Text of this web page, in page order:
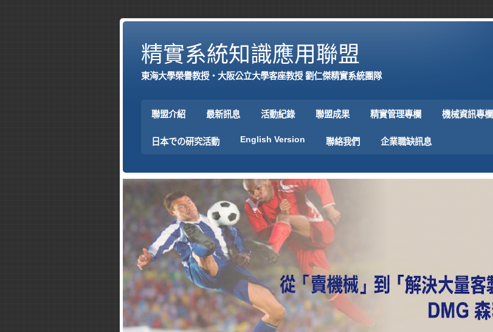
精實系統知識應用聯盟
東海大學榮譽教授‧大阪公立大學客座教授 劉仁傑精實系統團隊
聯盟介紹 最新訊息 活動紀錄 聯盟成果 精實管理專欄 機械資訊專欄
日本での研究活動 English Version 聯絡我們 企業職缺訊息